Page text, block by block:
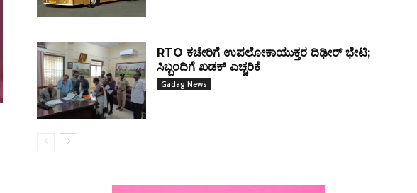
RTO ಕಚೇರಿಗೆ ಉಪಲೋಕಾಯುಕ್ತರ ದಿಢೀರ್ ಭೇಟಿ;
ಸಿಬ್ಬಂದಿಗೆ ಖಡಕ್ ಎಚ್ಚರಿಕೆ
Gadag News